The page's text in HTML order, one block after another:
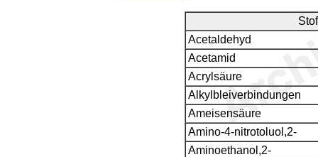
Acetaldehyd
Acetamid
Acrylsäure
Alkylbleiverbindungen
Ameisensäure
Amino-4-nitrotoluol,2-
Aminoethanol,2-